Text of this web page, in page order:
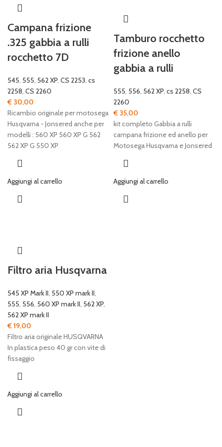
Campana frizione
.325 gabbia a rulli
rocchetto 7D
545, 555, 562 XP, CS 2253, cs
2258, CS 2260
€ 30,00
Ricambio originale per motosega
Husqvarna - Jonsered anche per
modelli : 560 XP 560 XP G 562
562 XP G 550 XP
Aggiungi al carrello
Tamburo rocchetto
frizione anello
gabbia a rulli
555, 556, 562 XP, cs 2258, CS
2260
€ 35,00
kit completo Gabbia a rulli
campana frizione ed anello per
Motosega Husqvarna e Jonsered
Aggiungi al carrello
Filtro aria Husqvarna
545 XP Mark II, 550 XP mark II,
555, 556, 560 XP mark II, 562 XP,
562 XP mark II
€19,00
Filtro aria originale HUSQVARNA
In plastica peso 40 gr con vite di
fissaggio
Aggiungi al carrello